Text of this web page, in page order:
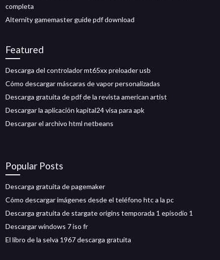
completa
Alternity gamemaster guide pdf download
Featured
Descarga del controlador mt65xx preloader usb
Cómo descargar máscaras de vapor personalizadas
Descarga gratuita de pdf de la revista american artist
Descargar la aplicación kapital24 visa para apk
Descargar el archivo html netbeans
Popular Posts
Descarga gratuita de pagemaker
Cómo descargar imágenes desde el teléfono htc a la pc
Descarga gratuita de stargate origins temporada 1 episodio 1
Descargar windows 7 iso fr
El libro de la selva 1967 descarga gratuita